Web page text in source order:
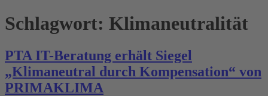
Schlagwort: Klimaneutralität
PTA IT-Beratung erhält Siegel
„Klimaneutral durch Kompensation“ von
PRIMAKLIMA